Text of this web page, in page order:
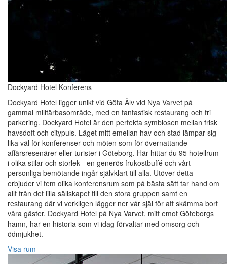
Dockyard Hotel Konferens
Dockyard Hotel ligger unikt vid Göta Älv vid Nya Varvet på
gammal militärbasområde, med en fantastisk restaurang och fri
parkering. Dockyard Hotel är den perfekta symbiosen mellan frisk
havsdoft och citypuls. Läget mitt emellan hav och stad lämpar sig
lika väl för konferenser och möten som för övernattande
affärsresenärer eller turister i Göteborg. Här hittar du 95 hotellrum
i olika stilar och storlek - en generös frukostbuffé och vårt
personliga bemötande ingår självklart till alla. Utöver detta
erbjuder vi fem olika konferensrum som på bästa sätt tar hand om
allt från det lilla sällskapet till den stora gruppen samt en
restaurang där vi verkligen lägger ner vår själ för att skämma bort
våra gäster. Dockyard Hotel på Nya Varvet, mitt emot Göteborgs
hamn, har en historia som vi idag förvaltar med omsorg och
ödmjukhet.
Visa rum